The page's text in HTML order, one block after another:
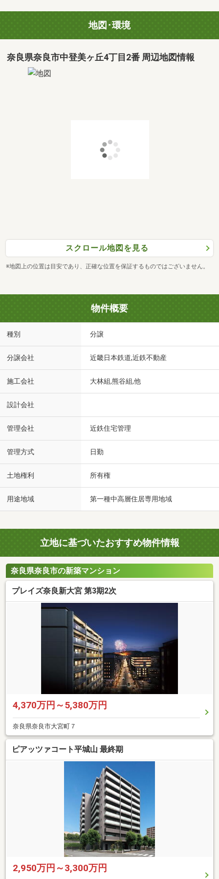
地図･環境
奈良県奈良市中登美ヶ丘4丁目2番 周辺地図情報
スクロール地図を見る
※地図上の位置は目安であり、正確な位置を保証するものではございません。
物件概要
種別 分譲
分譲会社 近畿日本鉄道,近鉄不動産
施工会社 大林組,熊谷組,他
設計会社
管理会社 近鉄住宅管理
管理方式 日勤
土地権利 所有権
用途地域 第一種中高層住居専用地域
立地に基づいたおすすめ物件情報
奈良県奈良市の新築マンション
プレイズ奈良新大宮 第3期2次
4,370万円～5,380万円
奈良県奈良市大宮町７
ピアッツァコート平城山 最終期
2,950万円～3,300万円